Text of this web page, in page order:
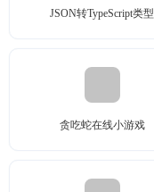
JSON转TypeScript类型
贪吃蛇在线小游戏